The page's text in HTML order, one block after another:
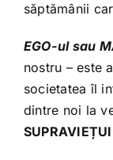
săptămânii
EGO-ul sau
nostru – este
societatea îl
dintre noi la